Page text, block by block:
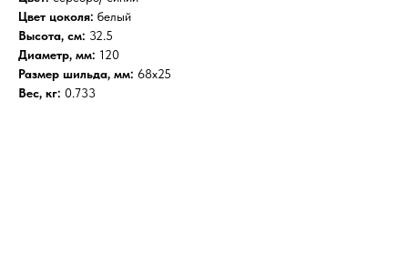
Цвет цоколя: белый
Высота, см: 32.5
Диаметр, мм: 120
Размер шильда, мм: 68х25
Вес, кг: 0.733